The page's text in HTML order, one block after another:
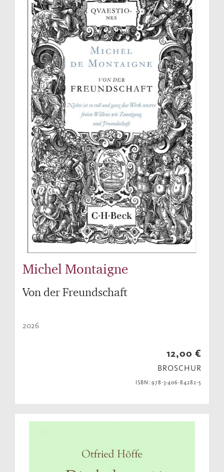
Michel Montaigne
Von der Freundschaft
2026
12,00 €
BROSCHUR
ISBN: 978-3-406-84282-5